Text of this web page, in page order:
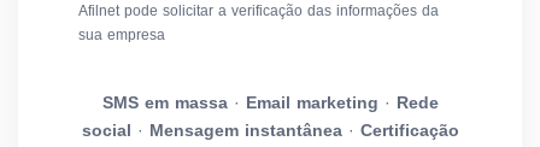
Afilnet pode solicitar a verificação das informações da
sua empresa
SMS em massa· Email marketing · Rede
social · Mensagem instantânea· Certificação